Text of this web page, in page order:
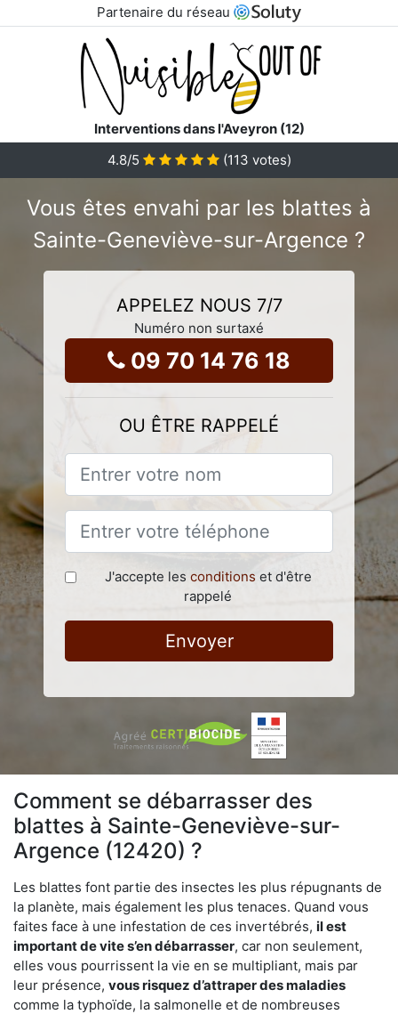
Partenaire du réseau
Interventions dans l'Aveyron (12)
4.8/5 (113 votes)
Vous êtes envahi par les blattes à
Sainte-Geneviève-sur-Argence ?
APPELEZ NOUS 7/7
Numéro non surtaxé
09 70 14 76 18
OU ÊTRE RAPPELÉ
J'accepte les conditions et d'être
rappelé
Envoyer
Comment se débarrasser des
blattes à Sainte-Geneviève-sur-
Argence (12420) ?
Les blattes font partie des insectes les plus répugnants de
la planète, mais également les plus tenaces. Quand vous
faites face à une infestation de ces invertébrés, il est
important de vite s’en débarrasser, car non seulement,
elles vous pourrissent la vie en se multipliant, mais par
leur présence, vous risquez d’attraper des maladies
comme la typhoïde, la salmonelle et de nombreuses